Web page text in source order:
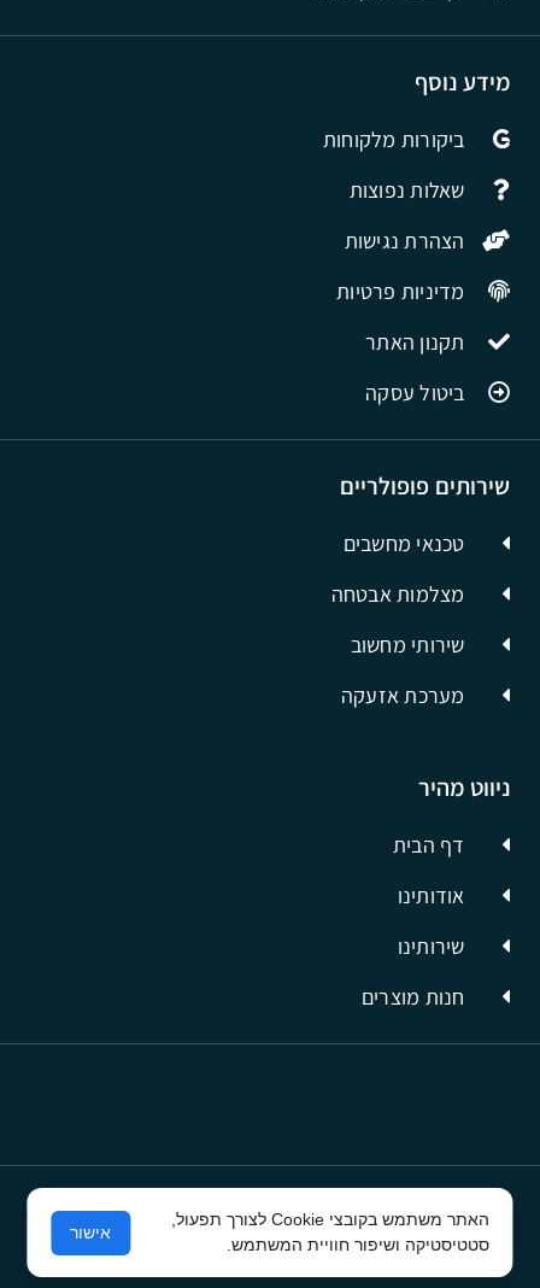
ניווט מהיר
דף הבית
אודותינו
שירותינו
חנות מוצרים
שירותים פופולריים
טכנאי מחשבים
מצלמות אבטחה
שירותי מחשוב
מערכת אזעקה
מידע נוסף
ביקורות מלקוחות
שאלות נפוצות
הצהרת נגישות
מדיניות פרטיות
תקנון האתר
ביטול עסקה
© כל הזכויות שמורות לסיבים תשתיות תקשורת
האתר משתמש בקובצי Cookie לצורך תפעול,
סטטיסטיקה ושיפור חוויית המשתמש.
אישור